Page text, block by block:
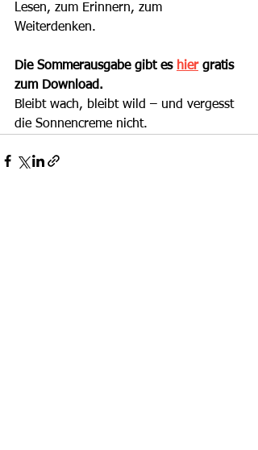
Lesen, zum Erinnern, zum
Weiterdenken.
Die Sommerausgabe gibt es hier gratis
zum Download.
Bleibt wach, bleibt wild – und vergesst
die Sonnencreme nicht.